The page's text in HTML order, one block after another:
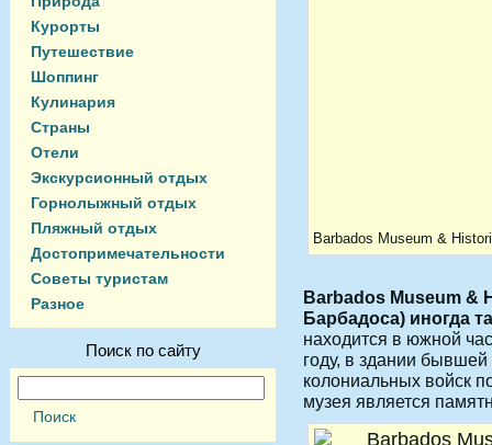
Курорты
Путешествие
Шоппинг
Кулинария
Страны
Отели
Экскурсионный отдых
Горнолыжный отдых
Пляжный отдых
Достопримечательности
Советы туристам
Разное
Поиск по сайту
Barbados Museum &
Barbados Museum &
Барбадоса) иногда
находится в южной
году, в здании
колониальных войск
музея является